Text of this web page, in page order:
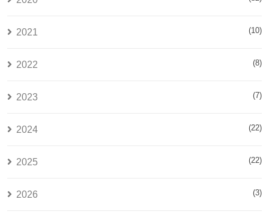
2021 (10)
2022 (8)
2023 (7)
2024 (22)
2025 (22)
2026 (3)